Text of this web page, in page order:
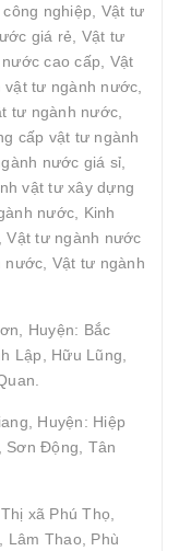
nghiệp, Vật tư
giá rẻ, Vật tư
cao cấp, Vật
tư ngành nước,
tư ngành nước,
cấp vật tư ngành
nước giá sỉ,
vật tư xây dựng
nước, Kinh
Vật tư ngành nước
nước, Vật tư ngành
Huyện: Bắc
Lập, Hữu Lũng,
Huyện: Hiệp
Sơn Động, Tân
xã Phú Thọ,
Lâm Thao, Phù